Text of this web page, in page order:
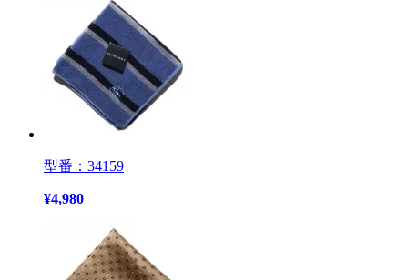
型番：34159
¥4,980